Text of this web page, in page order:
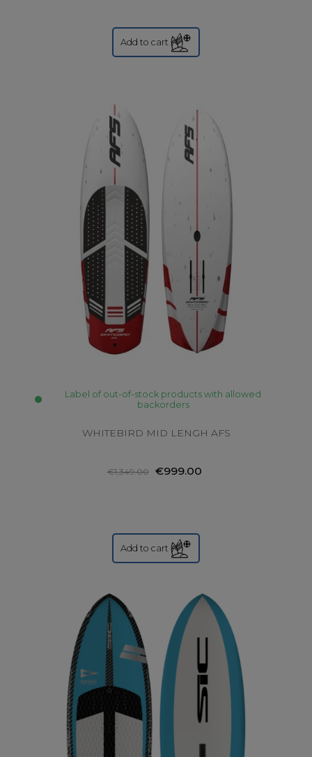
Add to cart
Label of out-of-stock products with allowed
backorders
WHITEBIRD MID LENGH AFS
€1,349.00 €999.00
Add to cart